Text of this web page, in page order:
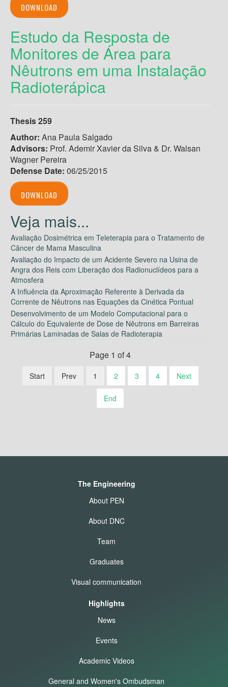
DOWNLOAD
Estudo da Resposta de
Monitores de Área para
Nêutrons em uma Instalação
Radioterápica
Thesis 259
Author: Ana Paula Salgado
Advisors: Prof. Ademir Xavier da Silva & Dr. Walsan
Wagner Pereira
Defense Date: 06/25/2015
DOWNLOAD
Avaliação Dosimétrica em Teleterapia para o Tratamento de
Câncer de Mama Masculina
Avaliação do Impacto de um Acidente Severo na Usina de
Angra dos Reis com Liberação dos Radionuclídeos para a
Atmosfera
A Influência da Aproximação Referente à Derivada da
Corrente de Nêutrons nas Equações da Cinética Pontual
Desenvolvimento de um Modelo Computacional para o
Cálculo do Equivalente de Dose de Nêutrons em Barreiras
Primárias Laminadas de Salas de Radioterapia
Page 1 of 4
Start Prev 1 2 3 4 Next
End
The Engineering
About PEN
About DNC
Team
Graduates
Visual communication
Highlights
News
Events
Academic Videos
General and Women's Ombudsman